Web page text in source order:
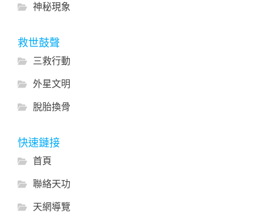
神秘現象
救世鼓聲
三救行動
外星文明
脫胎換骨
快速鏈接
首頁
聯絡天功
天網導覽